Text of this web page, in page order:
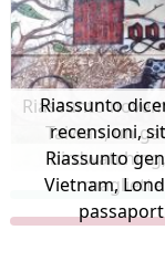
Riassunto
Taiwan, un
alcoliche,
Riassunto
recensioni,
Riassunto
Vietnam,